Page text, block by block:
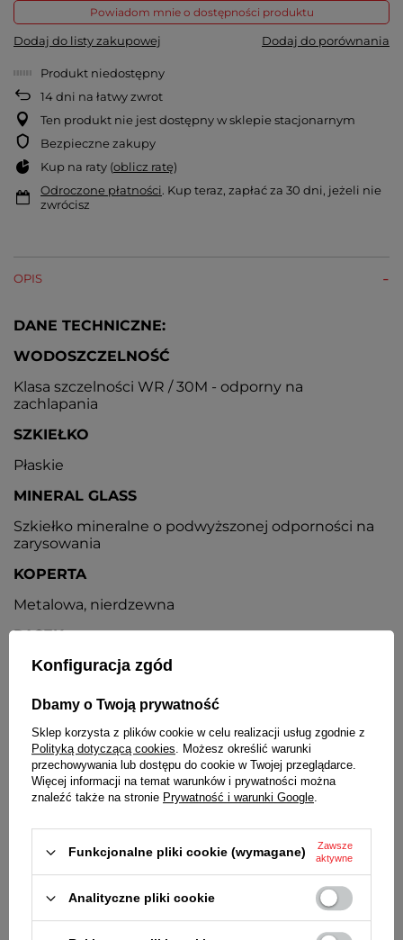
Powiadom mnie o dostępności produktu
Dodaj do listy zakupowej Dodaj do porównania
Produkt niedostępny
14dni na łatwy zwrot
Ten produkt nie jest dostępny w sklepie stacjonarnym
Bezpieczne zakupy
Kup na raty (oblicz ratę)
Odroczone płatności. Kup teraz, zapłać za 30 dni, jeżeli nie
zwrócisz
OPIS
DANE TECHNICZNE:
WODOSZCZELNOŚĆ
Klasa szczelności WR / 30M - odporny na
zachlapania
SZKIEŁKO
Płaskie
MINERAL GLASS
Szkiełko mineralne o podwyższonej odporności na
zarysowania
KOPERTA
Metalowa, nierdzewna
PASEK
Skórzany
ZAPIĘCIE
Klasyczne, na sprzączkę
BATERIA
Orientacyjny czas działania zegarka bez
konieczności wymiany baterii - 3 lata
ŚREDNICA KOPERTY
Konfiguracja zgód
Dbamy o Twoją prywatność
Sklep korzysta z plików cookie w celu realizacji usług zgodnie z
Polityką dotyczącą cookies. Możesz określić warunki
przechowywania lub dostępu do cookie w Twojej przeglądarce.
Więcej informacji na temat warunków i prywatności można
znaleźć także na stronie Prywatność i warunki Google.
Funkcjonalne pliki cookie (wymagane)
Zawsze
aktywne
Analityczne pliki cookie